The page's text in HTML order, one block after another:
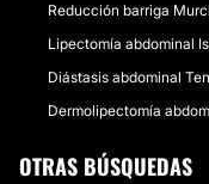
Reducción barriga
Lipectomía abdominal
Diástasis abdominal
Dermolipectomía
OTRAS BÚSQUEDAS